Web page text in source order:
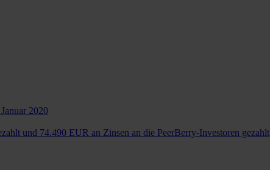
2020
und 74.490 EUR an Zinsen an die PeerBerry-Investoren gezahlt